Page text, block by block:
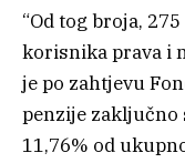
“Od tog broja,
korisnika prava i
je po zahtjevu
penzije zaključno
11,76% od